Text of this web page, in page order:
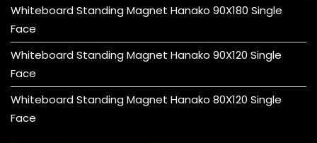
Whiteboard Standing Magnet Hanako 90X180 Single
Face
Whiteboard Standing Magnet Hanako 90X120 Single
Face
Whiteboard Standing Magnet Hanako 80X120 Single
Face